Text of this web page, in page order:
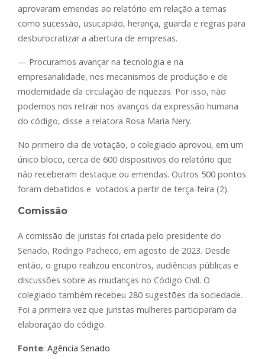
aprovaram emendas ao relatório em relação a temas
como sucessão, usucapião, herança, guarda e regras para
desburocratizar a abertura de empresas.
— Procuramos avançar na tecnologia e na
empresarialidade, nos mecanismos de produção e de
modernidade da circulação de riquezas. Por isso, não
podemos nos retrair nos avanços da expressão humana
do código, disse a relatora Rosa Maria Nery.
No primeiro dia de votação, o colegiado aprovou, em um
único bloco, cerca de 600 dispositivos do relatório que
não receberam destaque ou emendas. Outros 500 pontos
foram debatidos e votados a partir de terça-feira (2).
Comissão
A comissão de juristas foi criada pelo presidente do
Senado, Rodrigo Pacheco, em agosto de 2023. Desde
então, o grupo realizou encontros, audiências públicas e
discussões sobre as mudanças no Código Civil. O
colegiado também recebeu 280 sugestões da sociedade.
Foi a primeira vez que juristas mulheres participaram da
elaboração do código.
Fonte: Agência Senado